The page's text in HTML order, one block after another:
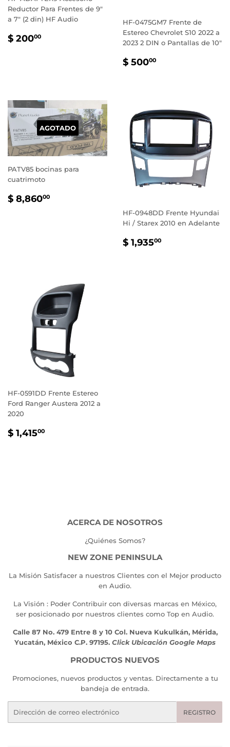
Reductor Para Frentes de 9"
a 7" (2 din) HF Audio
PRECIO
$ 20000
HF-0475GM7 Frente de
Estereo Chevrolet S10 2022 a
2023 2 DIN o Pantallas de 10"
PRECIO
$ 50000
AGOTADO
PATV85 bocinas para
cuatrimoto
PRECIO
$ 8,86000
HF-0948DD Frente Hyundai
Hi / Starex 2010 en Adelante
PRECIO
$ 1,93500
HF-0591DD Frente Estereo
Ford Ranger Austera 2012 a
2020
PRECIO
$ 1,41500
ACERCA DE NOSOTROS
¿Quiénes Somos?
NEW ZONE PENINSULA
La Misión Satisfacer a nuestros Clientes con el Mejor producto
en Audio.
La Visión : Poder Contribuir con diversas marcas en México,
ser posicionado por nuestros clientes como Top en Audio.
Calle 87 No. 479 Entre 8 y 10 Col. Nueva Kukulkán, Mérida,
Yucatán, México C.P. 97195. Click Ubicación Google Maps
PRODUCTOS NUEVOS
Promociones, nuevos productos y ventas. Directamente a tu
bandeja de entrada.
REGISTRO